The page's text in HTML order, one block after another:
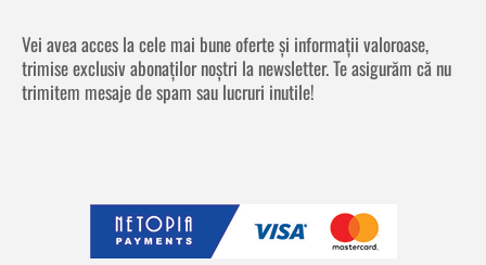
Vei avea acces la cele mai bune oferte și informații valoroase,
trimise exclusiv abonaților noștri la newsletter. Te asigurăm că nu
trimitem mesaje de spam sau lucruri inutile!